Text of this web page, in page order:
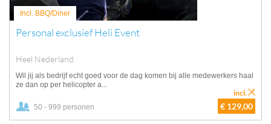
Incl. BBQ/Diner
Personal exclusief Heli Event
Heel Nederland
Wil jij als bedrijf echt goed voor de dag komen bij alle medewerkers haal
ze dan op per helicopter a...
50 - 999 personen € 129,00
incl.